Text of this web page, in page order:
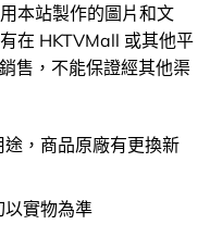
本站製作的圖片和文
在 HKTVMall 或其他平
售，不能保證經其他渠
，商品原廠有更換新
實物為準